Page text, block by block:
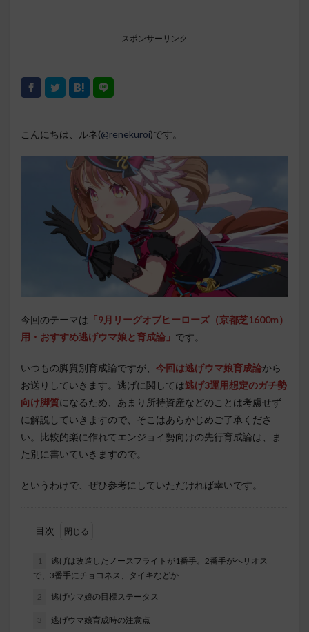
スポンサーリンク
こんにちは、ルネ(@renekuroi)です。
今回のテーマは 「9月リーグオブヒーローズ（京都芝1600m）
用・おすすめ逃げウマ娘と育成論」 です。
いつもの脚質別育成論ですが、 今回は逃げウマ娘育成論から
お送りしていきます。逃げに関しては逃げ3運用想定のガチ勢
向け脚質になるため、あまり所持資産などのことは考慮せず
に解説していきますので、そこはあらかじめご了承くださ
い。比較的楽に作れてエンジョイ勢向けの先行育成論は、ま
た別に書いていきますので。
というわけで、ぜひ参考にしていただければ幸いです。
目次
1
逃げは改造したノースフライトが1番手。2番手がヘリオス
で、3番手にチョコネス、タイキなどか
2 逃げウマ娘の目標ステータス
3 逃げウマ娘育成時の注意点